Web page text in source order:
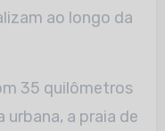
ao longo da
35 quilômetros
urbana, a praia de